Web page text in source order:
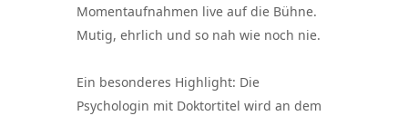
Momentaufnahmen live auf die Bühne.
Mutig, ehrlich und so nah wie noch nie.
Ein besonderes Highlight: Die
Psychologin mit Doktortitel wird an dem